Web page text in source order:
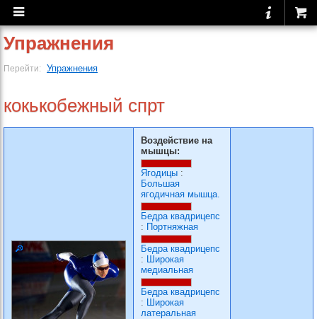
Упражнения
Перейти: Упражнения
кокькобежный спрт
Воздействие на
мышцы:
Ягодицы :
Большая
ягодичная мышца.
Бедра квадрицепс
: Портняжная
Бедра квадрицепс
: Широкая
медиальная
Бедра квадрицепс
: Широкая
латеральная